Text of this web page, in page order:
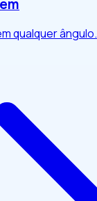
qualquer ângulo.